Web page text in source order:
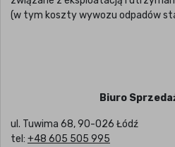
(w tym koszty wywozu odpadów
Biuro
ul. Tuwima 68, 90-026 Łódź
tel: +48 605 505 995